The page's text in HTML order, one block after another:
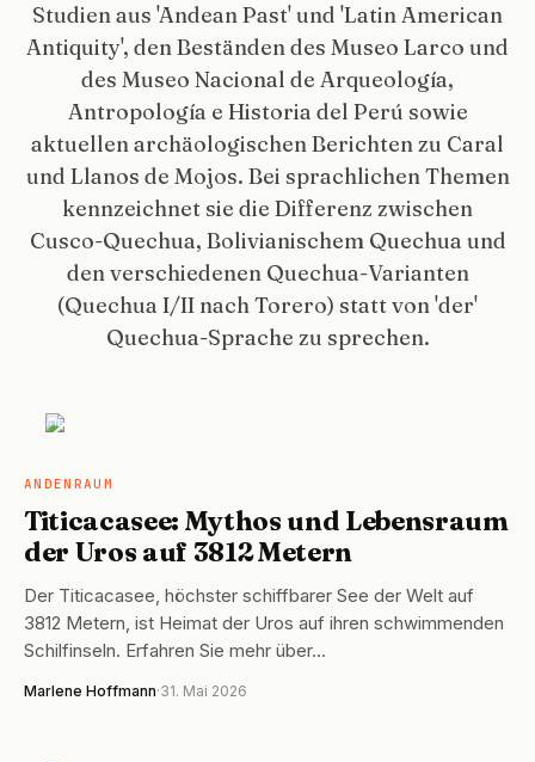
Studien aus 'Andean Past' und 'Latin American
Antiquity', den Beständen des Museo Larco und
des Museo Nacional de Arqueología,
Antropología e Historia del Perú sowie
aktuellen archäologischen Berichten zu Caral
und Llanos de Mojos. Bei sprachlichen Themen
kennzeichnet sie die Differenz zwischen
Cusco-Quechua, Bolivianischem Quechua und
den verschiedenen Quechua-Varianten
(Quechua I/II nach Torero) statt von 'der'
Quechua-Sprache zu sprechen.
ANDENRAUM
ANDENRAUM
Titicacasee: Mythos und Lebensraum
der Uros auf 3812 Metern
Der Titicacasee, höchster schiffbarer See der Welt auf
3812 Metern, ist Heimat der Uros auf ihren schwimmenden
Schilfinseln. Erfahren Sie mehr über…
Marlene Hoffmann·31. Mai 2026